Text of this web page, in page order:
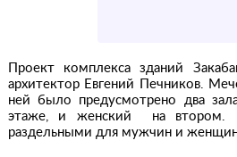
Проект комплекса зданий
архитектор Евгений Печников.
ней было предусмотрено два
этаже, и женский на втором.
раздельными для мужчин и